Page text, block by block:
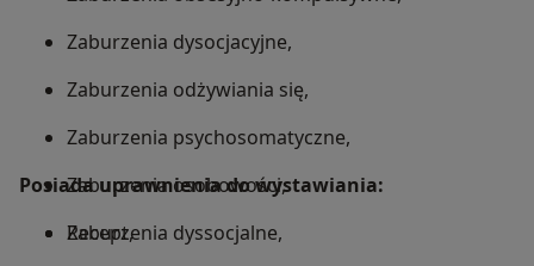
Zaburzenia dysocjacyjne,
Zaburzenia odżywiania się,
Zaburzenia psychosomatyczne,
Zaburzenia osobowości,
Zaburzenia dyssocjalne,
Posiada uprawnienia do wystawiania:
Recept,